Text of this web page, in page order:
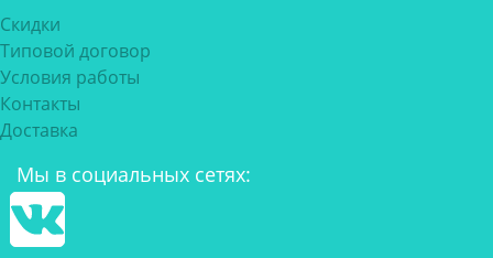
Скидки
Типовой договор
Условия работы
Контакты
Доставка
Мы в социальных сетях: